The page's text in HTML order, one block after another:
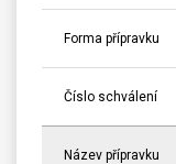
Forma přípravku
Číslo schválení
Název přípravku